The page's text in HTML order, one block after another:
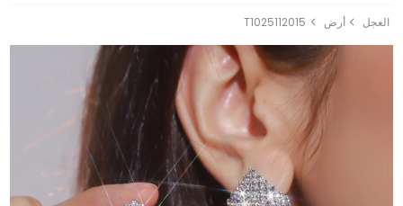
العجل أرض T1025112015